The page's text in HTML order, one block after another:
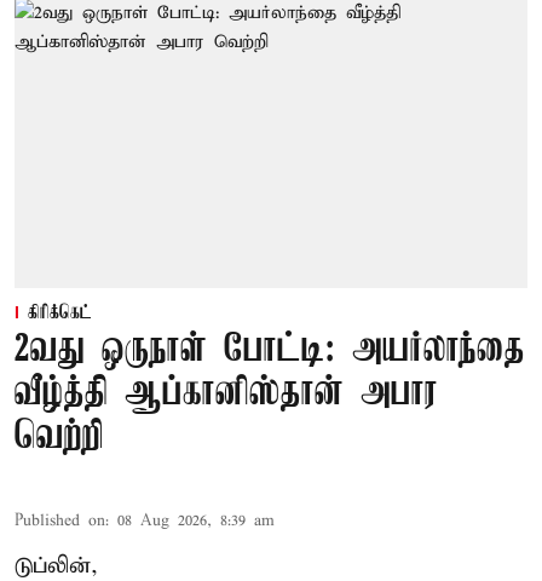
கிரிக்கெட்
2வது ஒருநாள் போட்டி: அயர்லாந்தை
வீழ்த்தி ஆப்கானிஸ்தான் அபார
வெற்றி
Published on: 08 Aug 2026, 8:39 am
டுப்லின்,